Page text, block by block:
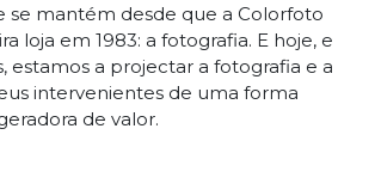
se mantém desde que a Colorfoto
loja em 1983: a fotografia. E hoje, e
estamos a projectar a fotografia e a
intervenientes de uma forma
de valor.